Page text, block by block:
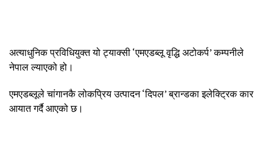
अत्याधुनिक प्रविधियुक्त यो ट्याक्सी ‘एमएडब्लू वृद्धि अटोकर्प’ कम्पनीले
नेपाल ल्याएको हो।
एमएडब्लूले चांगानकै लोकप्रिय उत्पादन ‘दिपल’ ब्रान्डका इलेक्ट्रिक कार
आयात गर्दै आएको छ।